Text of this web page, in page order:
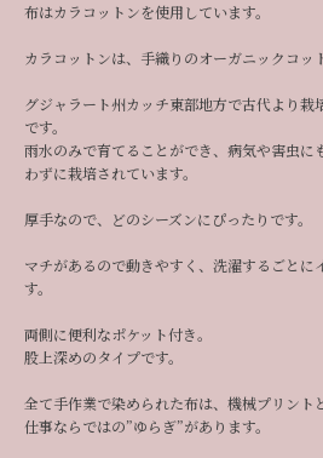
布はカラコットンを使用しています。
カラコットンは、手織りのオーガニックコット
グジャラート州カッチ東部地方で古代より栽
です。
雨水のみで育てることができ、病気や害虫に
わずに栽培されています。
厚手なので、どのシーズンにぴったりです。
マチがあるので動きやすく、洗濯するごとに
す。
両側に便利なポケット付き。
股上深めのタイプです。
全て手作業で染められた布は、機械プリント
仕事ならではの”ゆらぎ”があります。